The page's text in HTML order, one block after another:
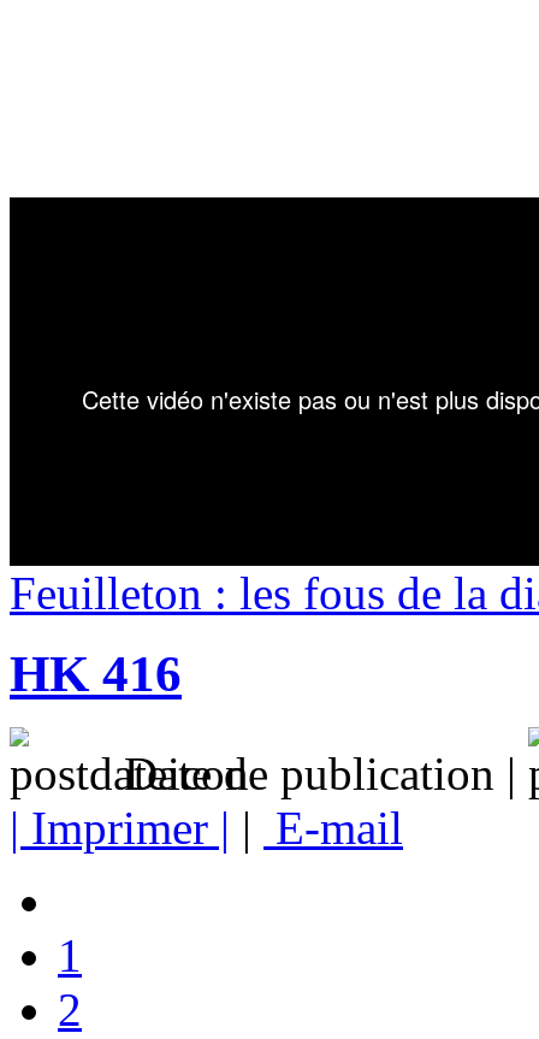
Feuilleton : les fous de la
HK 416
Date de publication |
| Imprimer | | E-mail
1
2